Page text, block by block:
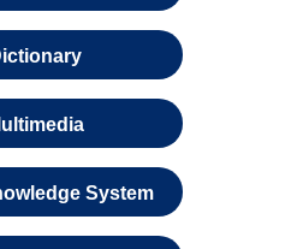
System